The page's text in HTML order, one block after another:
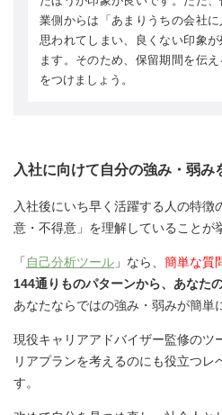
業側からは「あまりうちの会社
思われてしまい、良くない印象
ます。そのため、保留期間を伝
をつけましょう。
入社に向けて自分の強み・弱み
入社後にいち早く活躍する人の特徴
意・不得意」を理解していることが
「 自己分析ツール 」なら、 簡単な質
144通りものパターンから、あなた
あなたならではの強み・弱みが簡単
現役キャリアアドバイザー監修のツ
リアプランを考えるのにも役立つレ
す。